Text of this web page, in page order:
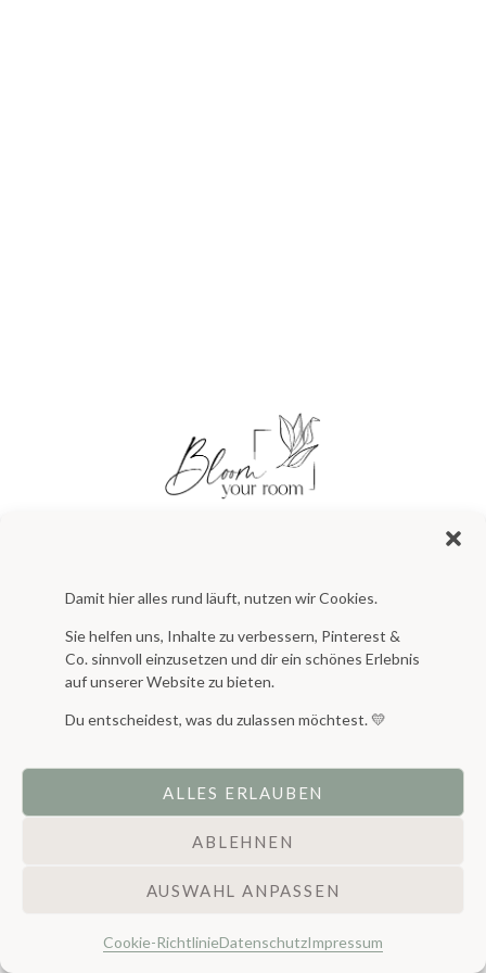
Damit hier alles rund läuft, nutzen wir Cookies.
Sie helfen uns, Inhalte zu verbessern, Pinterest &
Co. sinnvoll einzusetzen und dir ein schönes Erlebnis
auf unserer Website zu bieten.
Du entscheidest, was du zulassen möchtest. 💛
ALLES ERLAUBEN
ABLEHNEN
AUSWAHL ANPASSEN
Cookie-RichtlinieDatenschutzImpressum